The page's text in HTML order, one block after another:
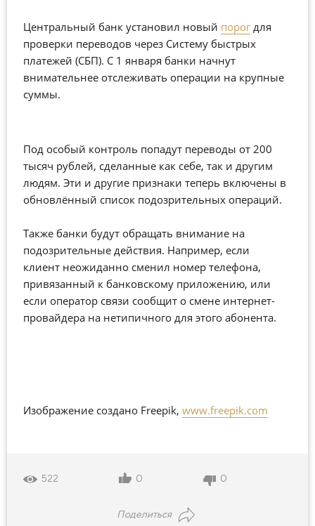
Центральный банк установил новый порог для
проверки переводов через Систему быстрых
платежей (СБП). С 1 января банки начнут
внимательнее отслеживать операции на крупные
суммы.
Под особый контроль попадут переводы от 200
тысяч рублей, сделанные как себе, так и другим
людям. Эти и другие признаки теперь включены в
обновлённый список подозрительных операций.
Также банки будут обращать внимание на
подозрительные действия. Например, если
клиент неожиданно сменил номер телефона,
привязанный к банковскому приложению, или
если оператор связи сообщит о смене интернет-
провайдера на нетипичного для этого абонента.
Изображение создано Freepik, www.freepik.com
522 0 0
Поделиться